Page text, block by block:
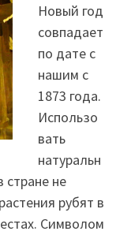
Новый год
совпадает
по дате с
нашим с
1873 года.
Использо
вать
натуральн
не
рубят в
Символом